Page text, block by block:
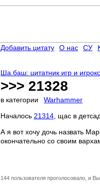
Ша.баш: цитатник игр и
>>> 21328
в категории
Warhammer
Началось 21314, щас в
А я вот хочу дочь назвать
окончательно со своим
144 пользователя проголосовало, и Вы.
Добавить цитату О нас СУ